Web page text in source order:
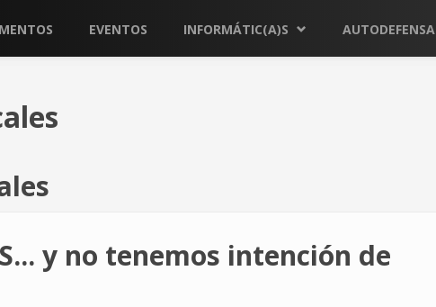
EVENTOS INFORMÁTIC(A)S AUTODEFENSA
y no tenemos intención de